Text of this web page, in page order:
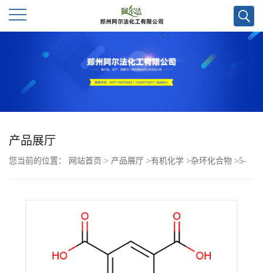
公
产品展厅
您当前的位置： 网站首页 > 产品展厅 >有机化学 >杂环化合物 >5-